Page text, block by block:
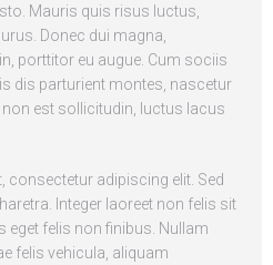
Mauris quis risus luctus,
Donec dui magna,
porttitor eu augue. Cum sociis
dis parturient montes, nascetur
est sollicitudin, luctus lacus
consectetur adipiscing elit. Sed
Integer laoreet non felis sit
eget felis non finibus. Nullam
felis vehicula, aliquam